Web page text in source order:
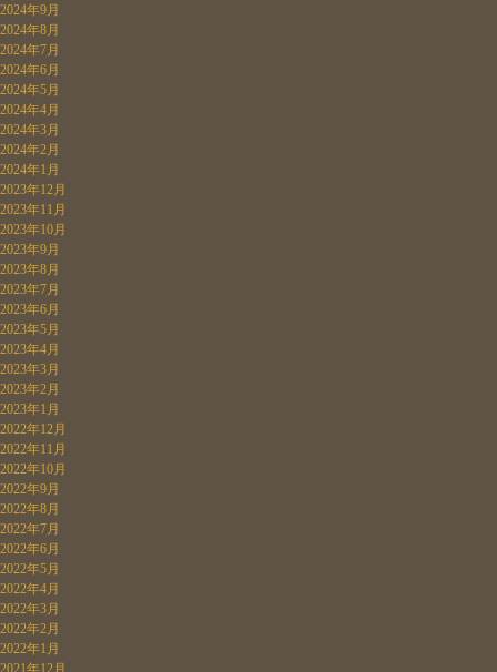
2024年9月
2024年8月
2024年7月
2024年6月
2024年5月
2024年4月
2024年3月
2024年2月
2024年1月
2023年12月
2023年11月
2023年10月
2023年9月
2023年8月
2023年7月
2023年6月
2023年5月
2023年4月
2023年3月
2023年2月
2023年1月
2022年12月
2022年11月
2022年10月
2022年9月
2022年8月
2022年7月
2022年6月
2022年5月
2022年4月
2022年3月
2022年2月
2022年1月
2021年12月